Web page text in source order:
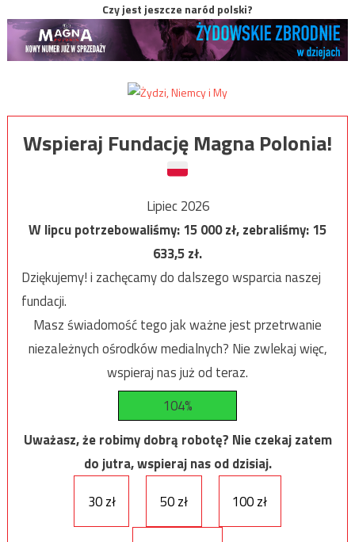
Czy jest jeszcze naród polski?
Wspieraj Fundację Magna Polonia!
Lipiec 2026
W lipcu potrzebowaliśmy:15 000zł, zebraliśmy:15
633,5zł.
Dziękujemy! i zachęcamy do dalszego wsparcia naszej
fundacji.
Masz świadomość tego jak ważne jest przetrwanie
niezależnych ośrodków medialnych? Nie zwlekaj więc,
wspieraj nas już od teraz.
104%
Uważasz, że robimy dobrą robotę? Nie czekaj zatem
do jutra, wspieraj nas od dzisiaj.
30 zł
50 zł 100 zł